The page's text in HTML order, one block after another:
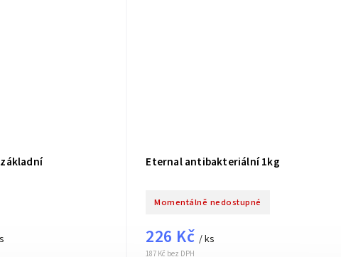
Eternal antibakteriální 1kg
Momentálně nedostupné
187 Kč bez DPH
226 Kč / ks